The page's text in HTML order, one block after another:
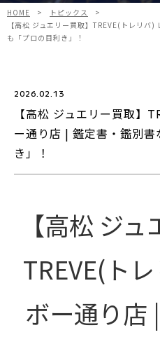
HOME > トピックス
>
【高松 ジュエリー買取】TREVE(トレリ
も「プロの目利き」！
【高松 ジュエリー買取】
ー通り店 | 鑑定書・鑑別
き」！
2026.02.13
【高松 ジュ
TREVE(ト
ボー通り店